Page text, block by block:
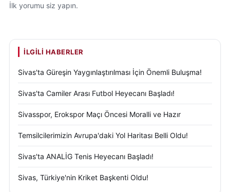
İlk yorumu siz yapın.
İLGILI HABERLER
Sivas'ta Güreşin Yaygınlaştırılması İçin Önemli Buluşma!
Sivas'ta Camiler Arası Futbol Heyecanı Başladı!
Sivasspor, Erokspor Maçı Öncesi Moralli ve Hazır
Temsilcilerimizin Avrupa'daki Yol Haritası Belli Oldu!
Sivas'ta ANALİG Tenis Heyecanı Başladı!
Sivas, Türkiye'nin Kriket Başkenti Oldu!